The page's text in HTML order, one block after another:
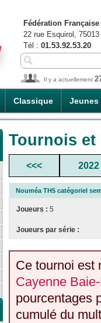
Classique Jeunes
Fédération
22 rue Esquirol,
Tél : 01.53.92.53.20
Il y a actuellement
Tournois
<<< 2022
Nouméa TH5 catégoriel
Joueurs : 5
Joueurs par série :
Ce tournoi est
Cayenne
pourcentages
cumulé du